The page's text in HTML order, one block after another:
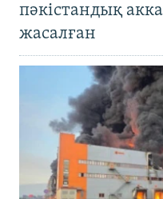
пәкістандық
жасалған